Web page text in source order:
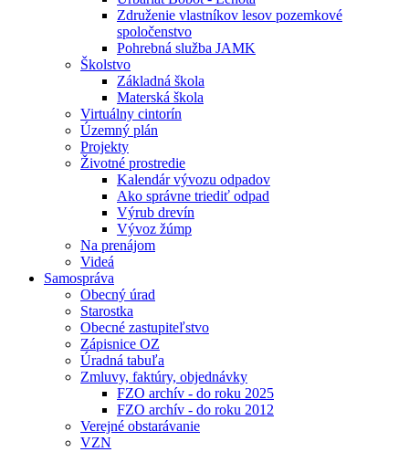
Združenie vlastníkov lesov pozemkové
spoločenstvo
Pohrebná služba JAMK
Školstvo
Základná škola
Materská škola
Virtuálny cintorín
Územný plán
Projekty
Životné prostredie
Kalendár vývozu odpadov
Ako správne triediť odpad
Výrub drevín
Vývoz žúmp
Na prenájom
Videá
Samospráva
Obecný úrad
Starostka
Obecné zastupiteľstvo
Zápisnice OZ
Úradná tabuľa
Zmluvy, faktúry, objednávky
FZO archív - do roku 2025
FZO archív - do roku 2012
Verejné obstarávanie
VZN